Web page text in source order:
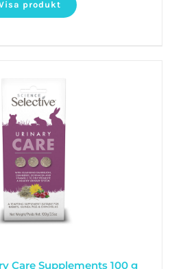
produkt
Care Supplements 100 g